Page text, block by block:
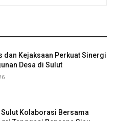
dan Kejaksaan Perkuat Sinergi
Desa di Sulut
Kolaborasi Bersama